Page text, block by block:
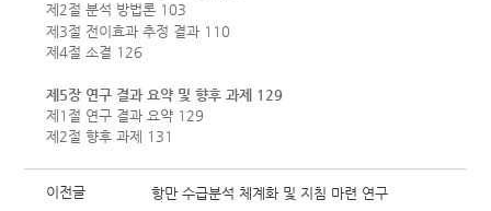
제2절 분석 방법론 103
제3절 전이효과 추정 결과 110
제4절 소결 126
제5장 연구 결과 요약 및 향후 과제 129
제1절 연구 결과 요약 129
제2절 향후 과제 131
이전글 항만 수급분석 체계화 및 지침 마련 연구